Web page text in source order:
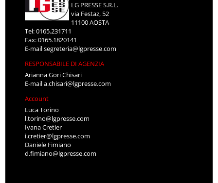
LG PRESSE S.R.L.
via Festaz, 52
11100 AOSTA
Tel: 0165.231711
Fax: 0165.1820141
E-mailsegreteria@lgpresse.com
RESPONSABILE DI AGENZIA
Arianna Gori Chisari
E-maila.chisari@lgpresse.com
Account
Luca Torino
l.torino@lgpresse.com
Ivana Cretier
i.cretier@lgpresse.com
Daniele Fimiano
d.fimiano@lgpresse.com